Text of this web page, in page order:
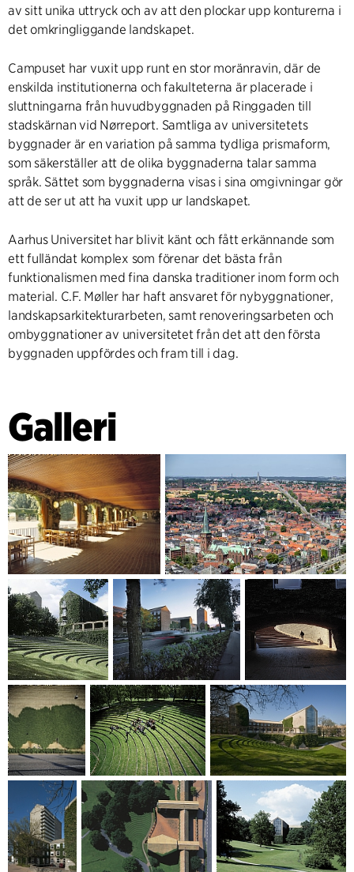
av sitt unika uttryck och av att den plockar upp konturerna i
det omkringliggande landskapet.
Campuset har vuxit upp runt en stor moränravin, där de
enskilda institutionerna och fakulteterna är placerade i
sluttningarna från huvudbyggnaden på Ringgaden till
stadskärnan vid Nørreport. Samtliga av universitetets
byggnader är en variation på samma tydliga prismaform,
som säkerställer att de olika byggnaderna talar samma
språk. Sättet som byggnaderna visas i sina omgivningar gör
att de ser ut att ha vuxit upp ur landskapet.
Aarhus Universitet har blivit känt och fått erkännande som
ett fulländat komplex som förenar det bästa från
funktionalismen med fina danska traditioner inom form och
material. C.F. Møller har haft ansvaret för nybyggnationer,
landskapsarkitekturarbeten, samt renoveringsarbeten och
ombyggnationer av universitetet från det att den första
byggnaden uppfördes och fram till i dag.
Galleri